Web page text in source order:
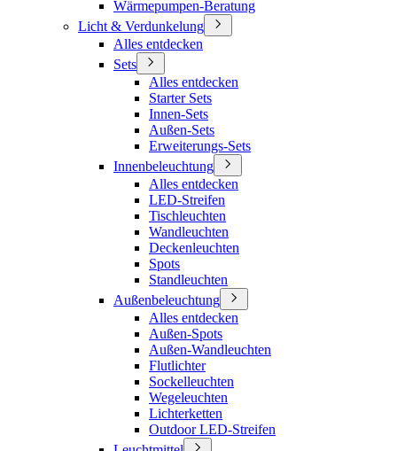
Wärmepumpen-Beratung
Licht & Verdunkelung
Alles entdecken
Sets
Alles entdecken
Starter Sets
Innen-Sets
Außen-Sets
Erweiterungs-Sets
Innenbeleuchtung
Alles entdecken
LED-Streifen
Tischleuchten
Wandleuchten
Deckenleuchten
Spots
Standleuchten
Außenbeleuchtung
Alles entdecken
Außen-Spots
Außen-Wandleuchten
Flutlichter
Sockelleuchten
Wegeleuchten
Lichterketten
Outdoor LED-Streifen